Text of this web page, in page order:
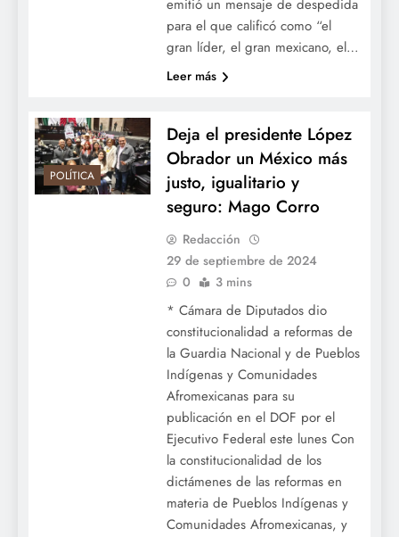
emitió un mensaje de despedida
para el que calificó como “el
gran líder, el gran mexicano, el…
Leer más
POLÍTICA
Deja el presidente López
Obrador un México más
justo, igualitario y
seguro: Mago Corro
Redacción
29 de septiembre de 2024
0
3 mins
* Cámara de Diputados dio
constitucionalidad a reformas de
la Guardia Nacional y de Pueblos
Indígenas y Comunidades
Afromexicanas para su
publicación en el DOF por el
Ejecutivo Federal este lunes Con
la constitucionalidad de los
dictámenes de las reformas en
materia de Pueblos Indígenas y
Comunidades Afromexicanas, y